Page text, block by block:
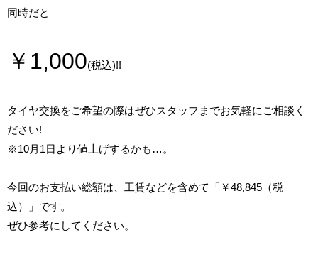
同時だと
￥1,000(税込)!!
タイヤ交換をご希望の際はぜひスタッフまでお気軽にご相談く
ださい!
※10月1日より値上げするかも…。
今回のお支払い総額は、工賃などを含めて「￥48,845（税
込）」です。
ぜひ参考にしてください。